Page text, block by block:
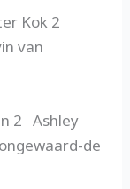
Kok 2
van
2 Ashley
de